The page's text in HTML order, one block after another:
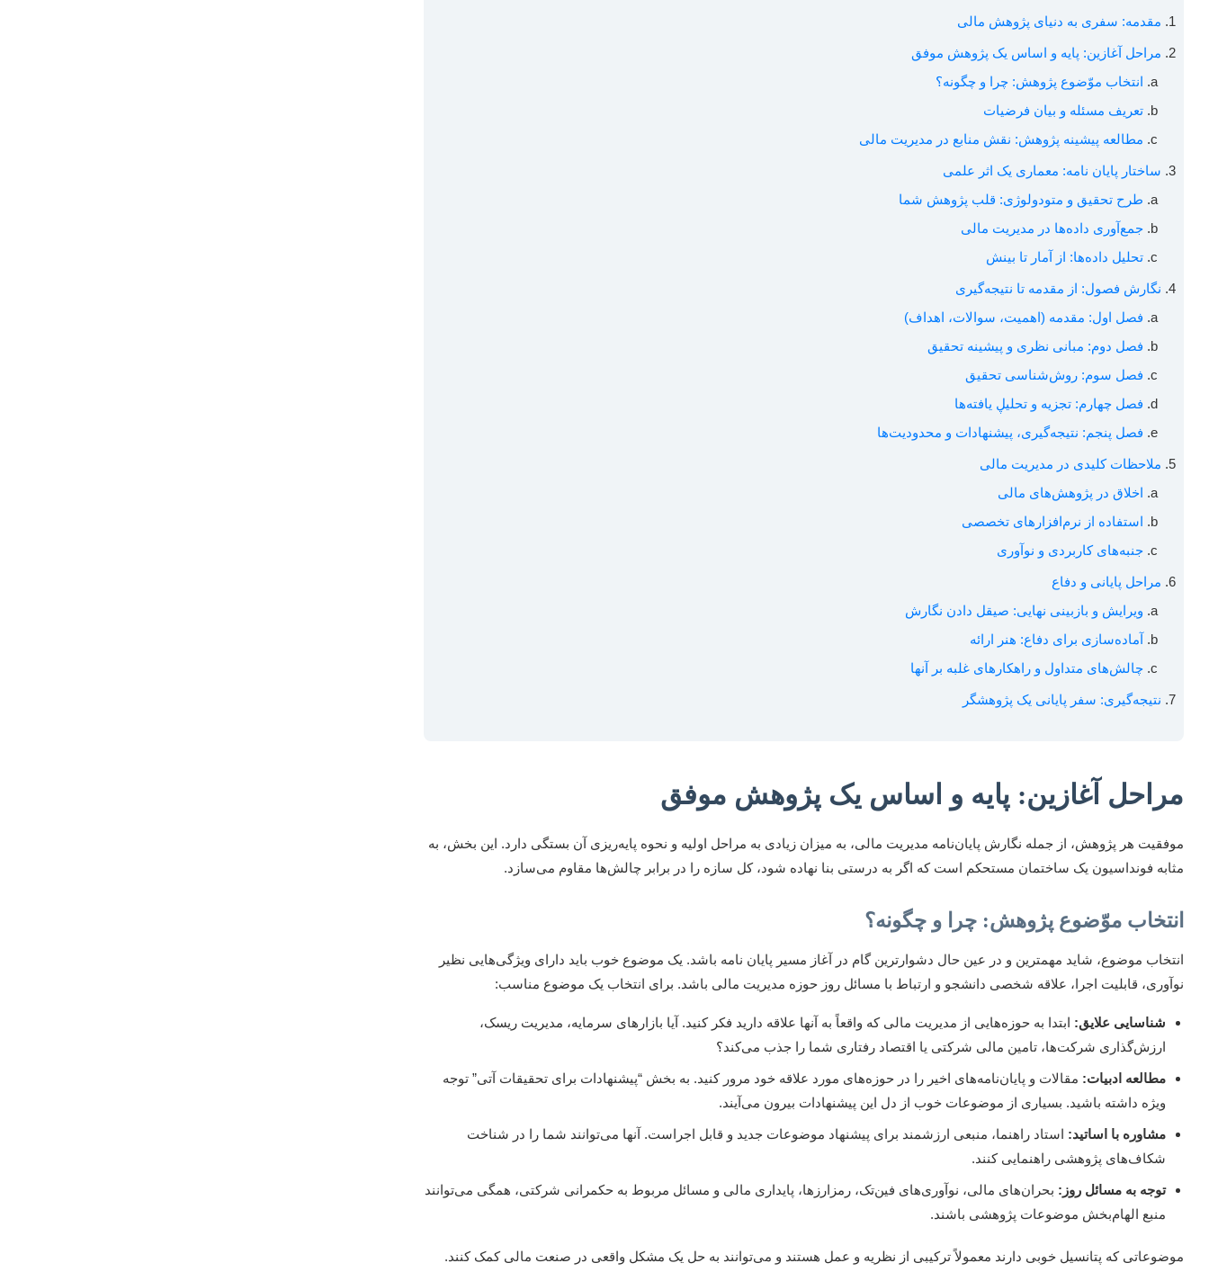
مقدمه: سفری به دنیای پژوهش مالی
مراحل آغازین: پایه و اساس یک پژوهش موفق
انتخاب موّضوع پژوهش: چرا و چگونه؟
تعریف مسئله و بیان فرضیات
مطالعه پیشینه پژوهش: نقش منابع در مدیریت مالی
ساختار پایان نامه: معماری یک اثر علمی
طرح تحقیق و متودولوژی: قلب پژوهش شما
جمع‌آوری داده‌ها در مدیریت مالی
تحلیل داده‌ها: از آمار تا بینش
نگارش فصول: از مقدمه تا نتیجه‌گیری
فصل اول: مقدمه (اهمیت، سوالات، اهداف)
فصل دوم: مبانی نظری و پیشینه تحقیق
فصل سوم: روش‌شناسی تحقیق
فصل چهارم: تجزیه و تحلیڸ یافته‌ها
فصل پنجم: نتیجه‌گیری، پیشنهادات و محدودیت‌ها
ملاحظات کلیدی در مدیریت مالی
اخلاق در پژوھش‌های مالی
استفاده از نرم‌افزارهای تخصصی
جنبه‌های کاربردی و نوآوری
مراحل پایانی و دفاع
ویرایش و بازبینی نهایی: صیقل دادن نگارش
آماده‌سازی برای دفاع: هنر ارائه
چالش‌های متداول و راهکارهای غلبه بر آنها
نتیجه‌گیری: سفر پایانی یک پژوهشگر
مراحل آغازین: پایه و اساس یک پژوهش موفق
موفقیت هر پژوهش، از جمله نگارش پایان‌نامه مدیریت مالی، به میزان زیادی به مراحل اولیه و نحوه پایه‌ریزی آن بستگی دارد. این بخش، به
مثابه فونداسیون یک ساختمان مستحکم است که اگر به درستی بنا نهاده شود، کل سازه را در برابر چالش‌ها مقاوم می‌سازد.
انتخاب موّضوع پژوهش: چرا و چگونه؟
انتخاب موضوع، شاید مهمترین و در عین حال دشوارترین گام در آغاز مسیر پایان نامه باشد. یک موضوع خوب باید دارای ویژگی‌هایی نظیر
نوآوری، قابلیت اجرا، علاقه شخصی دانشجو و ارتباط با مسائل روز حوزه مدیریت مالی باشد. برای انتخاب یک موضوع مناسب:
شناسایی علایق: ابتدا به حوزه‌هایی از مدیریت مالی که واقعاً به آنها علاقه دارید فکر کنید. آیا بازارهای سرمایه، مدیریت ریسک،
ارزش‌گذاری شرکت‌ها، تامین مالی شرکتی یا اقتصاد رفتاری شما را جذب می‌کند؟
مطالعه ادبیات: مقالات و پایان‌نامه‌های اخیر را در حوزه‌های مورد علاقه خود مرور کنید. به بخش “پیشنهادات برای تحقیقات آتی” توجه
ویژه داشته باشید. بسیاری از موضوعات خوب از دل این پیشنهادات بیرون می‌آیند.
مشاوره با اساتید: استاد راهنما، منبعی ارزشمند برای پیشنهاد موضوعات جدید و قابل اجراست. آنها می‌توانند شما را در شناخت
شکاف‌های پژوهشی راهنمایی کنند.
توجه به مسائل روز: بحران‌های مالی، نوآوری‌های فین‌تک، رمزارزها، پایداری مالی و مسائل مربوط به حکمرانی شرکتی، همگی می‌توانند
منبع الهام‌بخش موضوعات پژوهشی باشند.
موضوعاتی که پتانسیل خوبی دارند معمولاً ترکیبی از نظریه و عمل هستند و می‌توانند به حل یک مشکل واقعی در صنعت مالی کمک کنند.